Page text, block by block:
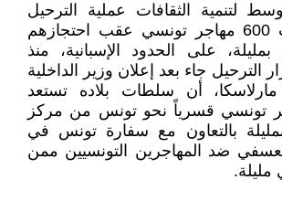
لتنمية الثقافات عملية الترحيل
القسري لمايقارب 600 مهاجر تونسي عقب احتجازهم
على الحدود الإسبانية، منذ
قرار الترحيل جاء بعد إعلان وزير الداخلية
مارلاسكا، أن سلطات بلاده تستعد
600 مهاجر تونسي قسرياً نحو تونس من مركز
بالتعاون مع سفارة تونس في
ضد المهاجرين التونسيين ممن